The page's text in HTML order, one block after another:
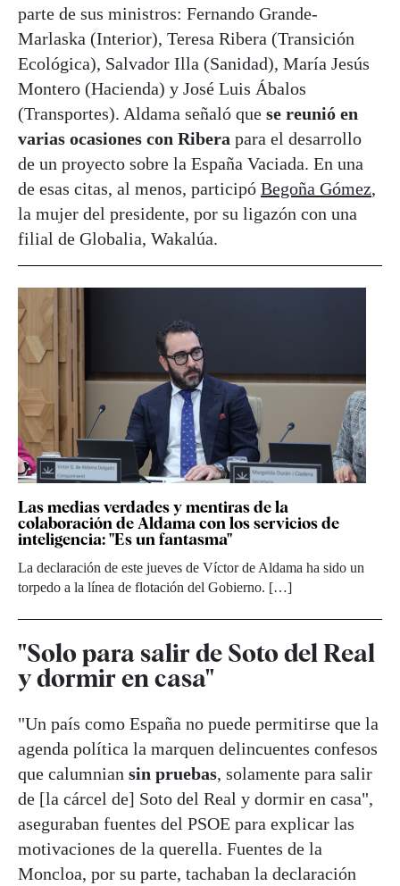
parte de sus ministros: Fernando Grande-
Marlaska (Interior), Teresa Ribera (Transición
Ecológica), Salvador Illa (Sanidad), María Jesús
Montero (Hacienda) y José Luis Ábalos
(Transportes). Aldama señaló que se reunió en
varias ocasiones con Ribera para el desarrollo
de un proyecto sobre la España Vaciada. En una
de esas citas, al menos, participó Begoña Gómez,
la mujer del presidente, por su ligazón con una
filial de Globalia, Wakalúa.
Las medias verdades y mentiras de la
colaboración de Aldama con los servicios de
inteligencia: "Es un fantasma"
La declaración de este jueves de Víctor de Aldama ha sido un
torpedo a la línea de flotación del Gobierno. […]
"Solo para salir de Soto del Real
y dormir en casa"
"Un país como España no puede permitirse que la
agenda política la marquen delincuentes confesos
que calumnian sin pruebas, solamente para salir
de [la cárcel de] Soto del Real y dormir en casa",
aseguraban fuentes del PSOE para explicar las
motivaciones de la querella. Fuentes de la
Moncloa, por su parte, tachaban la declaración